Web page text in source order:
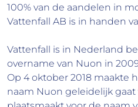
100% van de aandelen in
Vattenfall AB is in handen
Vattenfall is in Nederland
overname van Nuon in
Op 4 oktober 2018 maakte
naam Nuon geleidelijk